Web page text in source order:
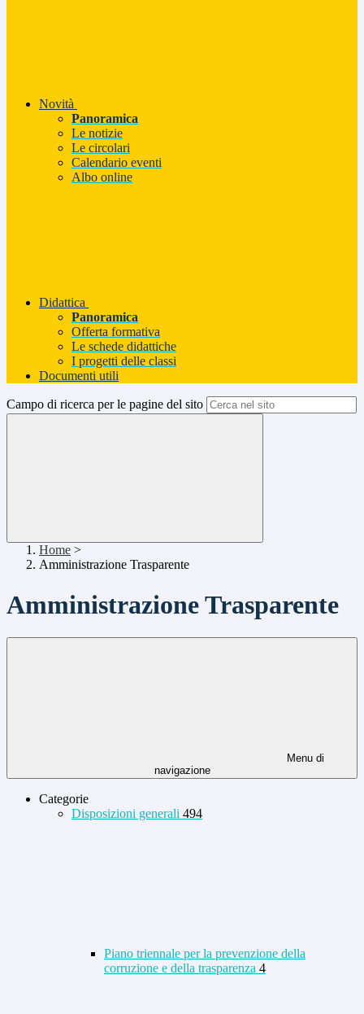
Novità
Panoramica
Le notizie
Le circolari
Calendario eventi
Albo online
Didattica
Panoramica
Offerta formativa
Le schede didattiche
I progetti delle classi
Documenti utili
Campo di ricerca per le pagine del sito
Home >
Amministrazione Trasparente
Amministrazione Trasparente
Menu di
navigazione
Categorie
Disposizioni generali 494
Piano triennale per la prevenzione della
corruzione e della trasparenza 4